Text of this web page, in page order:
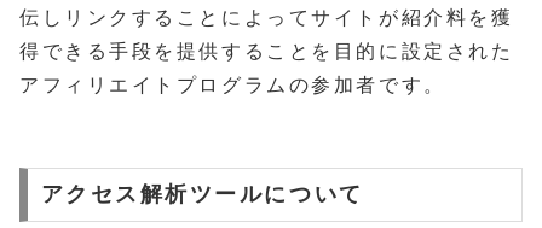
伝しリンクすることによってサイトが紹介料を獲
得できる手段を提供することを目的に設定された
アフィリエイトプログラムの参加者です。
アクセス解析ツールについて